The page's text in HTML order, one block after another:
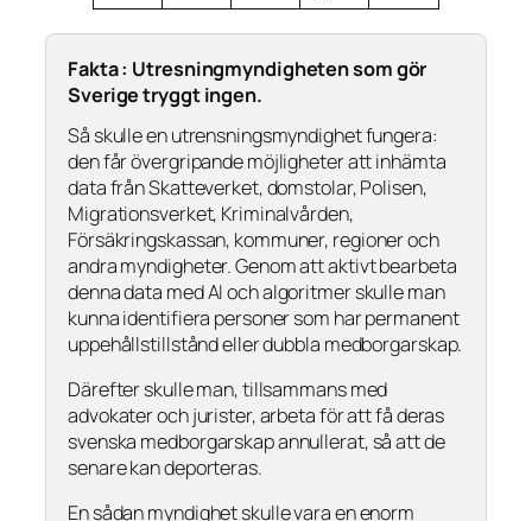
Fakta : Utresningmyndigheten som gör
Sverige tryggt ingen.
Så skulle en utrensningsmyndighet fungera:
den får övergripande möjligheter att inhämta
data från Skatteverket, domstolar, Polisen,
Migrationsverket, Kriminalvården,
Försäkringskassan, kommuner, regioner och
andra myndigheter. Genom att aktivt bearbeta
denna data med AI och algoritmer skulle man
kunna identifiera personer som har permanent
uppehållstillstånd eller dubbla medborgarskap.
Därefter skulle man, tillsammans med
advokater och jurister, arbeta för att få deras
svenska medborgarskap annullerat, så att de
senare kan deporteras.
En sådan myndighet skulle vara en enorm